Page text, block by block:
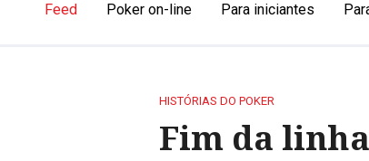
Feed Poker on-line Para iniciantes
HISTÓRIAS DO POKER
Fim da